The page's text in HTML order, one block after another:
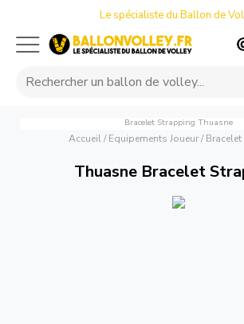
Le spécialiste du Ballon de
Bracelet Strapping Thuasne
Accueil/ Equipements Joueur/
Thuasne Bracelet